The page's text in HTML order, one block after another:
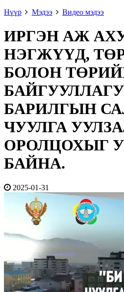
Нүүр
Мэдээ Видео мэдээ
ИРГЭН АЖ
НЭГЖҮҮД,
БОЛОН
БАРИЛГЫН
ЧУУЛГА
ОРОЛЦОХЫГ
БАЙНА.
2025-01-31